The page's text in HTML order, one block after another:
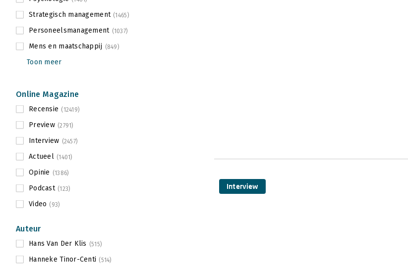
Strategisch management (1465)
Personeelsmanagement (1037)
Mens en maatschappij (849)
Toon meer
Online Magazine
Recensie (12419)
Preview (2791)
Interview (2457)
Actueel (1401)
Opinie (1386)
Podcast (123)
Video (93)
Auteur
Hans Van Der Klis (515)
Hanneke Tinor-Centi (514)
Interview